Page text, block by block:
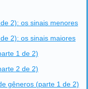
2): os sinais menores
2): os sinais maiores
1 de 2)
2 de 2)
gêneros (parte 1 de 2)